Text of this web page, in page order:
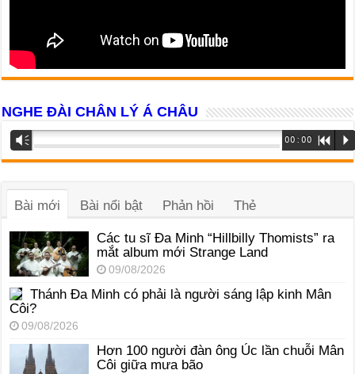
NGHE ĐÀI CHÂN LÝ Á CHÂU
Trình
phát
Vm 00:00 R P
Bài mới Bài nổi bật Phản hồi Thẻ
Các tu sĩ Đa Minh “Hillbilly Thomists” ra
mắt album mới Strange Land
09/08/2026
Thánh Đa Minh có phải là người sáng lập kinh Mân
Côi?
09/08/2026
Hơn 100 người đàn ông Úc lần chuỗi Mân
Côi giữa mưa bão